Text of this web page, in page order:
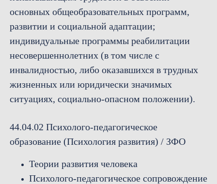
основных общеобразовательных программ,
развитии и социальной адаптации;
индивидуальные программы реабилитации
несовершеннолетних (в том числе с
инвалидностью, либо оказавшихся в трудных
жизненных или юридически значимых
ситуациях, социально-опасном положении).
44.04.02 Психолого-педагогическое
образование (Психология развития) / ЗФО
Теории развития человека
Психолого-педагогическое сопровождение